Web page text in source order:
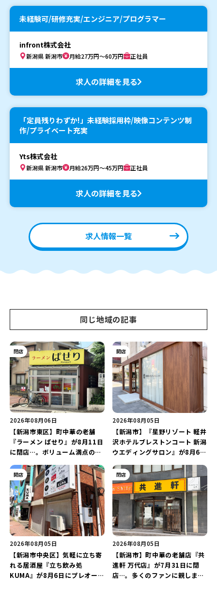
未経験可/研修充実/エンジニア/プログラマー
infront株式会社
新潟県 新潟市 月給27万円～60万円 正社員
求人の詳細を見る
「定員残りわずか!」未経験採用枠/映像コンテンツ制
作/プライベート充実
Yts株式会社
新潟県 新潟市 月給26万円～45万円 正社員
求人の詳細を見る
求人情報一覧
同じ地域の記事
閉店
2026年08月06日
【新潟市東区】町中華の老舗
『ラーメン ぱせり』が8月11日
に閉店…。ボリューム満点の名
開店
2026年08月05日
【新潟市】『星野リゾート 軽井
沢ホテルブレストンコート 新潟
ウエディングサロン』が8月6日
グを万代で相談しよう♪
開店
2026年08月05日
【新潟市中央区】気軽に立ち寄
れる居酒屋『立ち飲み処
KUMA』が8月6日にプレオープ
閉店
2026年08月05日
【新潟市】町中華の老舗店『共
進軒 万代店』が7月31日に閉
店…。多くのファンに親しまれ